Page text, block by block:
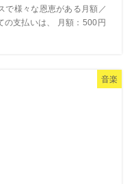
で様々な恩恵がある月額／
の支払いは、 月額：500円
音楽